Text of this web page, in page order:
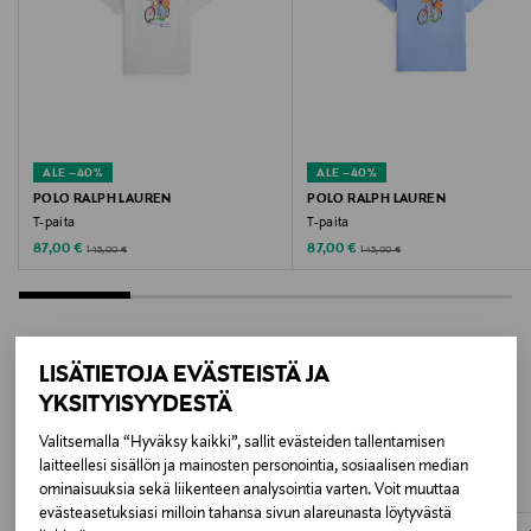
LISÄTIETOJA EVÄSTEISTÄ JA
YKSITYISYYDESTÄ
Valitsemalla “Hyväksy kaikki”, sallit evästeiden tallentamisen
laitteellesi sisällön ja mainosten personointia, sosiaalisen median
ominaisuuksia sekä liikenteen analysointia varten. Voit muuttaa
evästeasetuksiasi milloin tahansa sivun alareunasta löytyvästä
Koko
XXL
Valmistusmaa
Valmistajan tuotenumero
Valmistaja
WEAR GROUP A/S
ALE –40%
POLO RALPH LAUREN
T-paita
Discounted Price
87,00 € Original Price
145,00 €
ALE –40%
POLO RALPH LAUREN
T-paita
Discounted Price
87,00 € Original Price
145,00 €
LISÄÄ KIINNOSTAVIA
TUOTTEITA